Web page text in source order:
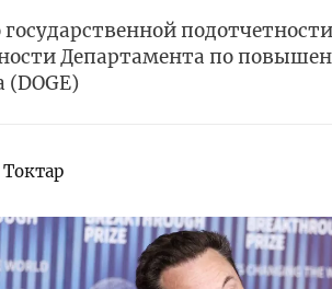
Департамента по
(DOGE)